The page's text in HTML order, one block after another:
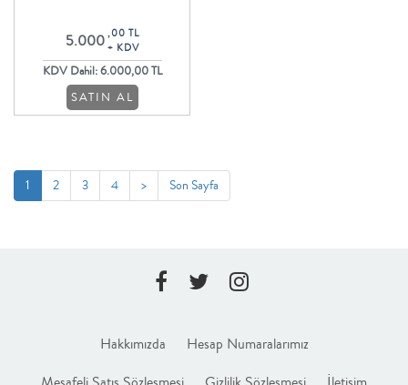
5.000 ,00 TL
+ KDV
KDV Dahil: 6.000,00 TL
SATIN AL
1 2 3 4 > Son Sayfa
Hakkımızda
Hesap Numaralarımız